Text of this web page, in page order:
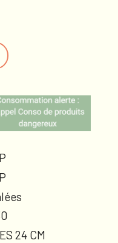
24 CM